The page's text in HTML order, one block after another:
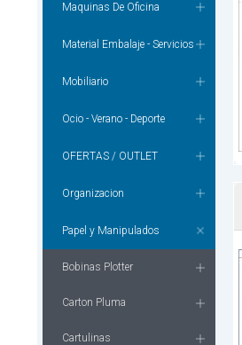
Maquinas De Oficina
Material Embalaje - Servicios
Mobiliario
Ocio - Verano - Deporte
OFERTAS / OUTLET
Organizacion
Papel y Manipulados
Bobinas Plotter
Carton Pluma
Cartulinas